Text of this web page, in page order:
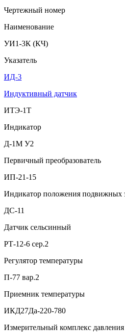
Чертежный номер
Наименование
УИ1-3К (КЧ)
Указатель
ИД-3
Индуктивный датчик
ИТЭ-1Т
Индикатор
Д-1М У2
Первичный преобразователь
ИП-21-15
Индикатор положения подвижных
ДС-11
Датчик сельсинный
РТ-12-6 сер.2
Регулятор температуры
П-77 вар.2
Приемник температуры
ИКД27Да-220-780
Измерительный комплекс давления